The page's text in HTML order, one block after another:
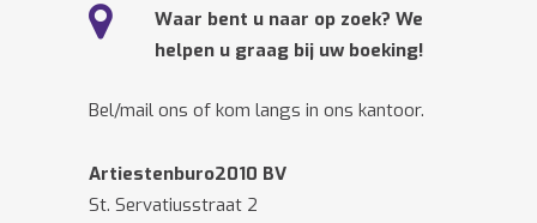
Waar bent u naar op zoek? We
helpen u graag bij uw boeking!
Bel/mail ons of kom langs in ons kantoor.
Artiestenburo2010 BV
St. Servatiusstraat 2